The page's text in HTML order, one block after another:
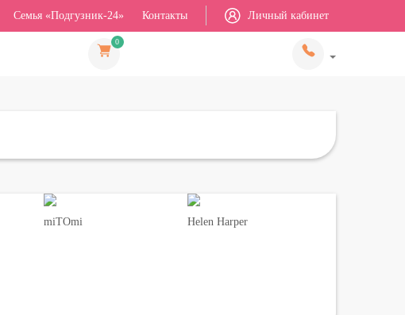
Семья «Подгузник-24» Контакты Личный кабинет
0
miTOmi Helen Harper